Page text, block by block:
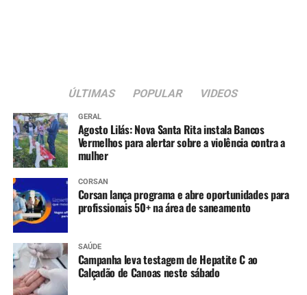
ÚLTIMAS POPULAR VIDEOS
GERAL
Agosto Lilás: Nova Santa Rita instala Bancos
Vermelhos para alertar sobre a violência contra a
mulher
CORSAN
Corsan lança programa e abre oportunidades para
profissionais 50+ na área de saneamento
SAÚDE
Campanha leva testagem de Hepatite C ao
Calçadão de Canoas neste sábado